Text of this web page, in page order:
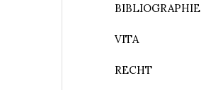
BIBLIOGRAPHIE
VITA
RECHT